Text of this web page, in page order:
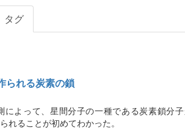
タグ
られる炭素の鎖
によって、星間分子の一種である炭素鎖分
れることが初めてわかった。